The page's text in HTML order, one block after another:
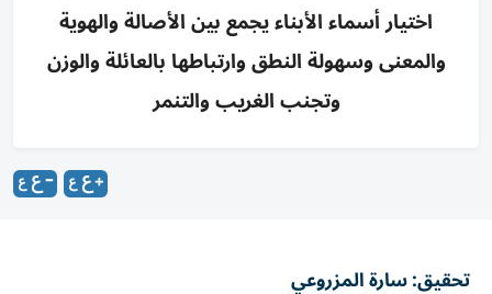
اختيار أسماء الأبناء يجمع بين الأصالة والهوية
والمعنى وسهولة النطق وارتباطها بالعائلة والوزن
وتجنب الغريب والتنمر